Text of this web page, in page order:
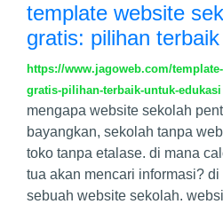
template website
gratis: pilihan
https://www.jagoweb.com/
gratis-pilihan-terbaik-untuk-edukasi
mengapa website sekolah
bayangkan, sekolah tanpa
toko tanpa etalase. di mana
tua akan mencari informasi?
sebuah website sekolah.